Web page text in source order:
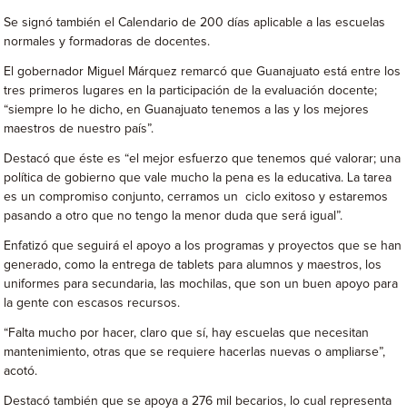
Se signó también el Calendario de 200 días aplicable a las escuelas
normales y formadoras de docentes.
El gobernador Miguel Márquez remarcó que Guanajuato está entre los
tres primeros lugares en la participación de la evaluación docente;
“siempre lo he dicho, en Guanajuato tenemos a las y los mejores
maestros de nuestro país”.
Destacó que éste es “el mejor esfuerzo que tenemos qué valorar; una
política de gobierno que vale mucho la pena es la educativa. La tarea
es un compromiso conjunto, cerramos un ciclo exitoso y estaremos
pasando a otro que no tengo la menor duda que será igual”.
Enfatizó que seguirá el apoyo a los programas y proyectos que se han
generado, como la entrega de tablets para alumnos y maestros, los
uniformes para secundaria, las mochilas, que son un buen apoyo para
la gente con escasos recursos.
“Falta mucho por hacer, claro que sí, hay escuelas que necesitan
mantenimiento, otras que se requiere hacerlas nuevas o ampliarse”,
acotó.
Destacó también que se apoya a 276 mil becarios, lo cual representa